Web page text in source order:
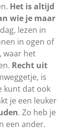
Het is altijd
wie je maar
lezen in
in ogen of
waar het
Recht uit
is
kunt dat ook
je een leuker
. Zo heb je
een ander.